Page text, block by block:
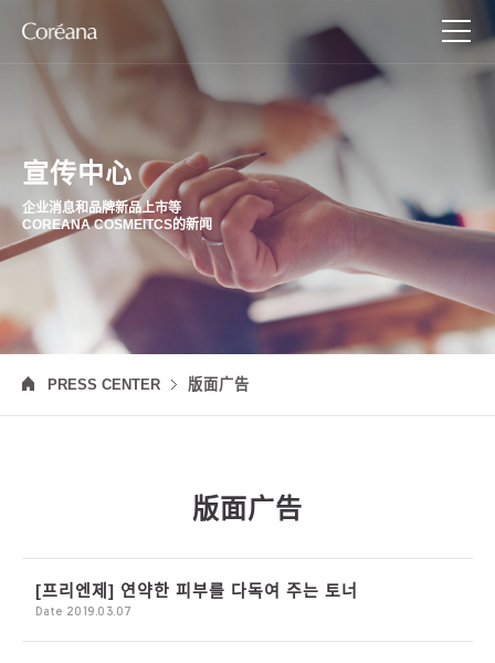
宣传中心
企业消息和品牌新品上市等
COREANA COSMEITCS的新闻
PRESS CENTER 版面广告
[프리엔제] 연약한 피부를 다독여 주는 토너
Date 2019.03.07